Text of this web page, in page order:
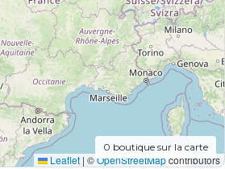
Leaflet | ©OpenStreetMapcontributors
0 boutique sur la carte